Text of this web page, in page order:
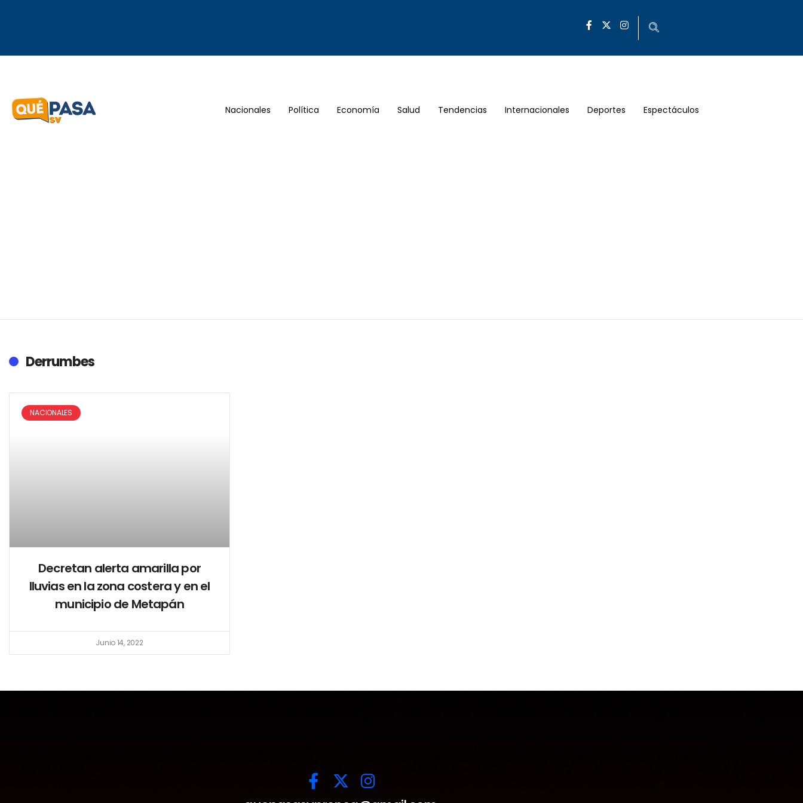
Nacionales Política Economía Salud Tendencias Internacionales Deportes Espectáculos
Derrumbes
NACIONALES
Decretan alerta amarilla por
lluvias en la zona costera y en el
municipio de Metapán
Junio 14, 2022